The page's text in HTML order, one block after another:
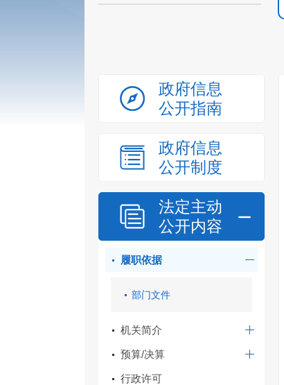
政府信息
公开指南
政府信息
公开制度
法定主动
公开内容
履职依据
部门文件
机关简介
预算/决算
行政许可